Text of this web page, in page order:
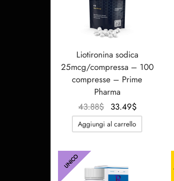
Liotironina sodica
25mcg/compressa – 100
compresse – Prime
Pharma
43.88$
Il
prezzo
originale
33.49$
prezzo
attuale
Aggiungi al carrello
UNICO